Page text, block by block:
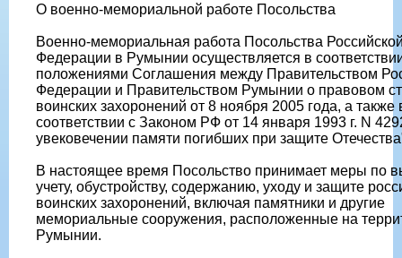
О военно-мемориальной работе Посольства
Военно-мемориальная работа Посольства
Федерации в Румынии осуществляется в
положениями Соглашения между Правительством
Федерации и Правительством Румынии о правовом
воинских захоронений от 8 ноября 2005 года, а также
соответствии с Законом РФ от 14 января 1993 г. N
увековечении памяти погибших при защите
В настоящее время Посольство принимает меры по
учету, обустройству, содержанию, уходу и защите
воинских захоронений, включая памятники и другие
мемориальные сооружения, расположенные на
Румынии.